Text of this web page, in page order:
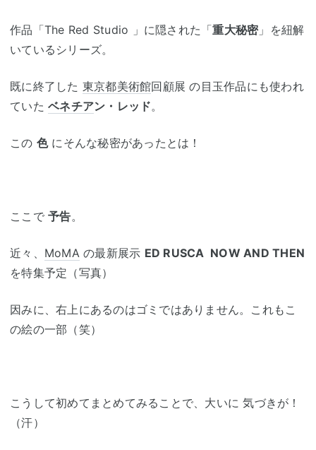
作品「The Red Studio 」に隠された「重大秘密」を紐解
いているシリーズ。
既に終了した 東京都美術館回顧展 の目玉作品にも使われ
ていた ベネチアン・レッド。
この 色にそんな秘密があったとは！
ここで 予告。
近々、 MoMA の最新展示 ED RUSCA NOW AND THEN
を特集予定（写真）
因みに、右上にあるのはゴミではありません。これもこ
の絵の一部（笑）
こうして初めてまとめてみることで、大いに 気づきが！
（汗）